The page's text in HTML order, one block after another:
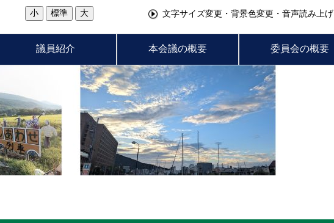
小 標準 大 文字サイズ変更・背景色変更・音声読み上げ
議員紹介 本会議の概要 委員会の概要